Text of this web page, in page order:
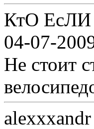
КтО
04-07-
Не стоит
alexxxandr